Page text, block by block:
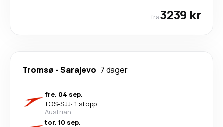
fra3239 kr
Tromsø -Sarajevo 7 dager
fre. 04 sep.
TOS-SJJ· 1 stopp
Austrian
tor. 10 sep.